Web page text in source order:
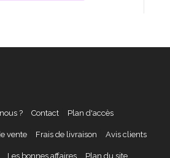
? Contact Plan d'accès
vente Frais de livraison Avis clients
Les bonnes affaires Plan du site